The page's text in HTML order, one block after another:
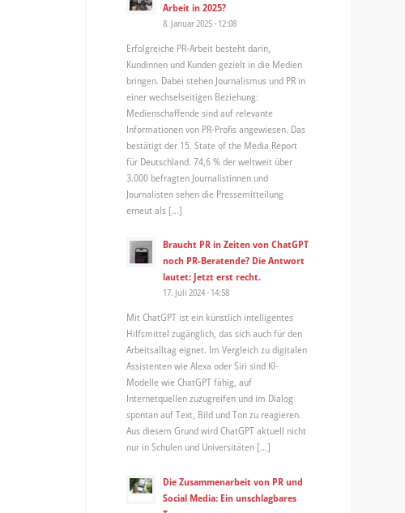
Arbeit in 2025?
8. Januar 2025 - 12:08
Erfolgreiche PR-Arbeit besteht darin,
Kundinnen und Kunden gezielt in die Medien
bringen. Dabei stehen Journalismus und PR in
einer wechselseitigen Beziehung:
Medienschaffende sind auf relevante
Informationen von PR-Profis angewiesen. Das
bestätigt der 15. State of the Media Report
für Deutschland. 74,6 % der weltweit über
3.000 befragten Journalistinnen und
Journalisten sehen die Pressemitteilung
erneut als […]
Braucht PR in Zeiten von ChatGPT
noch PR-Beratende? Die Antwort
lautet: Jetzt erst recht.
17. Juli 2024 - 14:58
Mit ChatGPT ist ein künstlich intelligentes
Hilfsmittel zugänglich, das sich auch für den
Arbeitsalltag eignet. Im Vergleich zu digitalen
Assistenten wie Alexa oder Siri sind KI-
Modelle wie ChatGPT fähig, auf
Internetquellen zuzugreifen und im Dialog
spontan auf Text, Bild und Ton zu reagieren.
Aus diesem Grund wird ChatGPT aktuell nicht
nur in Schulen und Universitäten […]
Die Zusammenarbeit von PR und
Social Media: Ein unschlagbares